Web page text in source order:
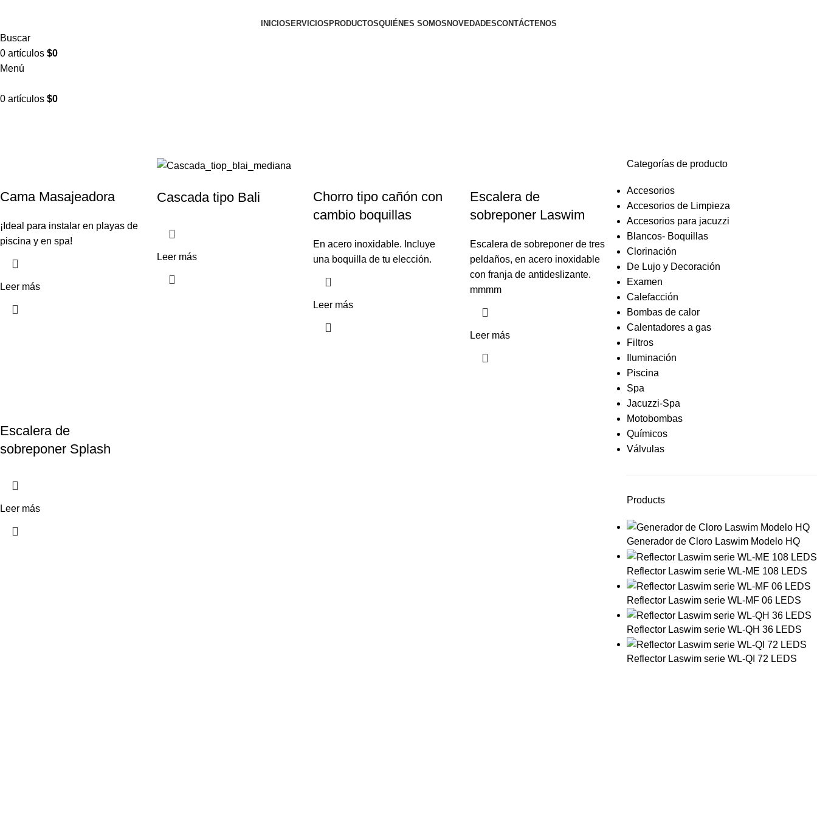
INICIOSERVICIOS PRODUCTOSQUIÉNES SOMOS NOVEDADESCONTÁCTENOS
Buscar
0 artículos $0
Menú
0 artículos $0
Cama Masajeadora
¡Ideal para instalar en playas de
piscina y en spa!
Leer más
Cascada tipo Bali
Leer más
Chorro tipo cañón con
cambio boquillas
En acero inoxidable. Incluye
una boquilla de tu elección.
Leer más
Escalera de
sobreponer Laswim
Escalera de sobreponer de tres
peldaños, en acero inoxidable
con franja de antideslizante.
mmmm
Leer más
Escalera de
sobreponer Splash
Leer más
Categorías de producto
Accesorios
Accesorios de Limpieza
Accesorios para jacuzzi
Blancos- Boquillas
Clorinación
De Lujo y Decoración
Examen
Calefacción
Bombas de calor
Calentadores a gas
Filtros
Iluminación
Piscina
Spa
Jacuzzi-Spa
Motobombas
Químicos
Válvulas
Products
Generador de Cloro Laswim Modelo HQ
Reflector Laswim serie WL-ME 108 LEDS
Reflector Laswim serie WL-MF 06 LEDS
Reflector Laswim serie WL-QH 36 LEDS
Reflector Laswim serie WL-QI 72 LEDS